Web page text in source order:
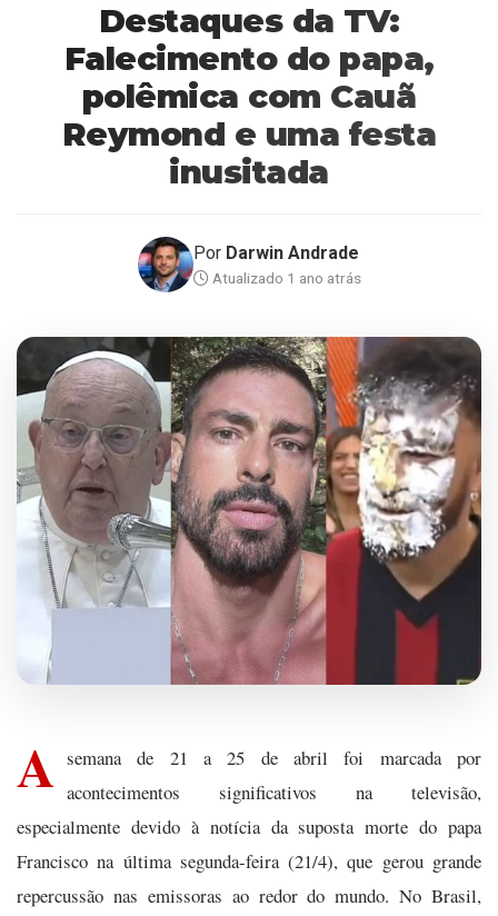
Destaques da TV:
Falecimento do papa,
polêmica com Cauã
Reymond e uma festa
inusitada
Por Darwin Andrade
Atualizado 1 ano atrás
A semana de 21 a 25 de abril foi marcada por
acontecimentos significativos na televisão,
especialmente devido à notícia da suposta morte do papa
Francisco na última segunda-feira (21/4), que gerou grande
repercussão nas emissoras ao redor do mundo. No Brasil,